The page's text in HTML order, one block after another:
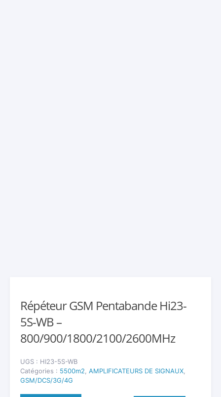
Répéteur GSM Pentabande Hi23-
5S-WB –
800/900/1800/2100/2600MHz
UGS : HI23-5S-WB
Catégories : 5500m2 AMPLIFICATEURS DE SIGNAUX
GSM/DCS/3G/4G